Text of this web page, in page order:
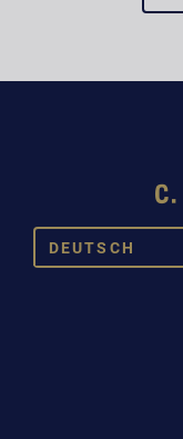
DEUTSCH